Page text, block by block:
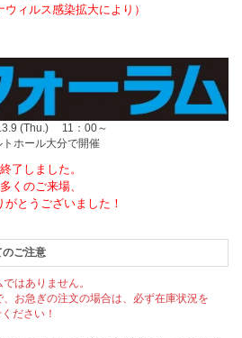
ウィルス感染拡大により）
(Thu.) 11：00～
トホール大分で開催
終了しました。
多くのご来場、
がとうございました！
のご注意
はありません。
お急ぎの注文の場合は、必ず在庫状況を
ださい！